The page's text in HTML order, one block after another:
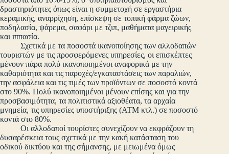
δραστηριότητες όπως είναι η συμμετοχή σε εργαστήρια
κεραμικής, αναρρίχηση, επίσκεψη σε τοπική φάρμα ζώων,
ποδηλασία, ψάρεμα, σαφάρι με τζιπ, μαθήματα μαγειρικής
και ιππασία.
Σχετικά με τα ποσοστά ικανοποίησης των αλλοδαπών
τουριστών με τις προσφερόμενες υπηρεσίες, οι επισκέπτες
μένουν πάρα πολύ ικανοποιημένοι αναφορικά με την
καθαριότητα και τις παροχές/εγκαταστάσεις των παραλιών,
την ασφάλεια και τις τιμές των προϊόντων σε ποσοστό κοντά
στο 90%. Πολύ ικανοποιημένοι μένουν επίσης και για την
προσβασιμότητα, τα πολιτιστικά αξιοθέατα, τα αρχαία
μνημεία, τις υπηρεσίες υποστήριξης (ΑΤΜ κτλ.) σε ποσοστό
κοντά στο 80%.
Οι αλλοδαποί τουρίστες συνεχίζουν να εκφράζουν τη
δυσαρέσκεια τους σχετικά με την κακή κατάσταση του
οδικού δικτύου και της σήμανσης, με μειωμένα όμως